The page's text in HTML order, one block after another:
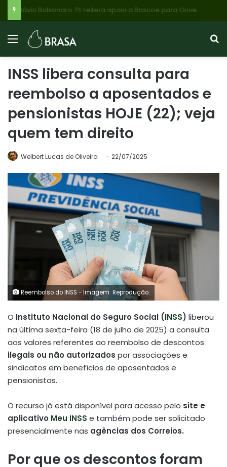
INSS libera consulta para
reembolso a aposentados e
pensionistas HOJE (22); veja
quem tem direito
Welbert Lucas de Oliveira 22/07/2025
Reembolso do INSS - Imagem: Reprodução.
O Instituto Nacional do Seguro Social (INSS) liberou
na última sexta-feira (18 de julho de 2025) a consulta
aos valores referentes ao reembolso de descontos
ilegais ou não autorizados por associações e
sindicatos em benefícios de aposentados e
pensionistas.
O recurso já está disponível para acesso pelo site e
aplicativo Meu INSS e também pode ser solicitado
presencialmente nas agências dos Correios.
Por que os descontos foram